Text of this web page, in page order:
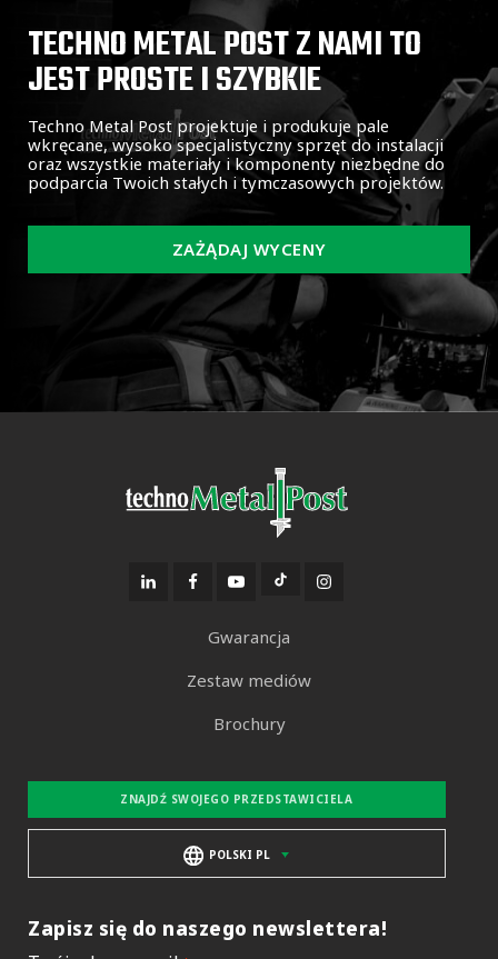
TECHNO METAL POST Z NAMI TO
JEST PROSTE I SZYBKIE
Techno Metal Post projektuje i produkuje pale
wkręcane, wysoko specjalistyczny sprzęt do instalacji
oraz wszystkie materiały i komponenty niezbędne do
podparcia Twoich stałych i tymczasowych projektów.
ZAŻĄDAJ WYCENY
Gwarancja
Zestaw mediów
Brochury
ZNAJDŹ SWOJEGO PRZEDSTAWICIELA
POLSKI PL
Zapisz się do naszego newslettera!